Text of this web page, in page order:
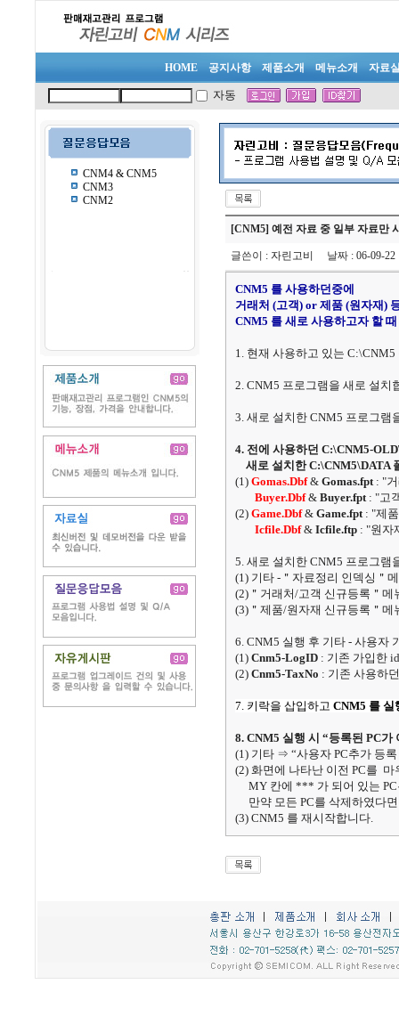
HOME 공지사항 제품소개 메뉴소개 자료
자동
CNM4 & CNM5
CNM3
CNM2
[CNM5] 예전 자료 중 일부 자료만
글쓴이 : 자린고비 날짜 : 06-09-
CNM5 를 사용하던중에
거래처 (고객) or 제품 (원자재)
CNM5 를 새로 사용하고자 할 때
1. 현재 사용하고 있는
2. CNM5 프로그램을 새로 설치
3. 새로 설치한 CNM5 프로그램
4. 전에 사용하던 C:\CNM5-
새로 설치한 C:\CNM5\DATA
(1) Gomas.Dbf& Gomas.fpt: "거
Buyer.Dbf& Buyer.fpt: "고
(2) Game.Dbf& Game.fpt: "제품
Icfile.Dbf& Icfile.ftp : "원자
5. 새로 설치한 CNM5 프로그램
(1) 기타 -＂자료정리 인덱싱＂
(2)＂거래처/고객 신규등록＂
(3)＂제품/원자재 신규등록＂메
6. CNM5 실행 후 기타 - 사용자
(1) Cnm5-LogID : 기존 가입한 id
(2) Cnm5-TaxNo : 기존 사용하
7. 키락을 삽입하고 CNM5 를
8. CNM5 실행 시 “등록된 PC가
(1) 기타 ⇒ “사용자 PC추가 등
(2) 화면에 나타난 이전 PC를
MY 칸에 *** 가 되어 있는 PC
만약 모든 PC를 삭제하였다
(3) CNM5 를 재시작합니다.